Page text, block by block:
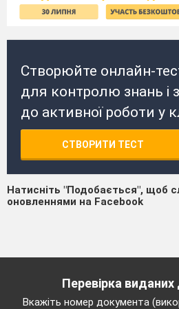
Створюйте онлайн-
для контролю знань і
до активної роботи у
СТВОРИТИ ТЕСТ
Натисніть "Подобається", щоб
оновленнями на Facebook
Перевірка
Вкажіть номер документа